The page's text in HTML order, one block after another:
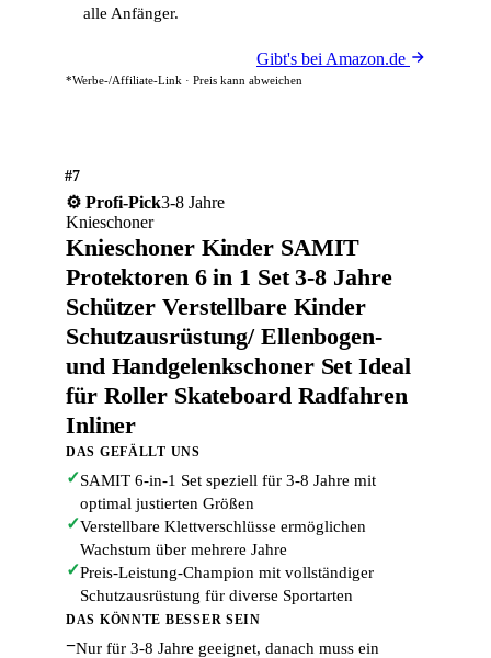
alle Anfänger.
Gibt's bei Amazon.de
*Werbe-/Affiliate-Link · Preis kann abweichen
#7
⚙️ Profi-Pick3-8 Jahre
Knieschoner
Knieschoner Kinder SAMIT
Protektoren 6 in 1 Set 3-8 Jahre
Schützer Verstellbare Kinder
Schutzausrüstung/ Ellenbogen-
und Handgelenkschoner Set Ideal
für Roller Skateboard Radfahren
Inliner
DAS GEFÄLLT UNS
✓SAMIT 6-in-1 Set speziell für 3-8 Jahre mit
optimal justierten Größen
✓Verstellbare Klettverschlüsse ermöglichen
Wachstum über mehrere Jahre
✓Preis-Leistung-Champion mit vollständiger
Schutzausrüstung für diverse Sportarten
DAS KÖNNTE BESSER SEIN
−Nur für 3-8 Jahre geeignet, danach muss ein